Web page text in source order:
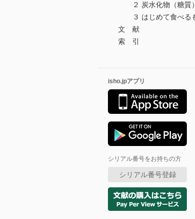
２ 炭水化物（糖質
３ はじめて食べる
文 献
索 引
isho.jpアプリ
シリアル番号をお持ちの方
シリアル番号登録